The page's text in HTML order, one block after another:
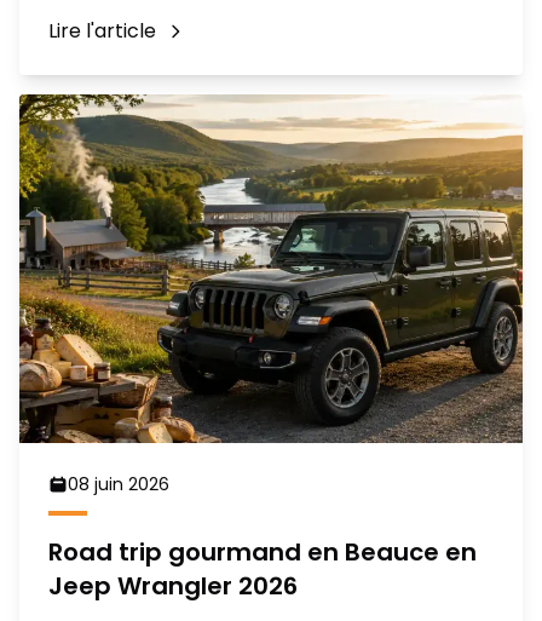
Lire l'article
08 juin 2026
Road trip gourmand en Beauce en
Jeep Wrangler 2026